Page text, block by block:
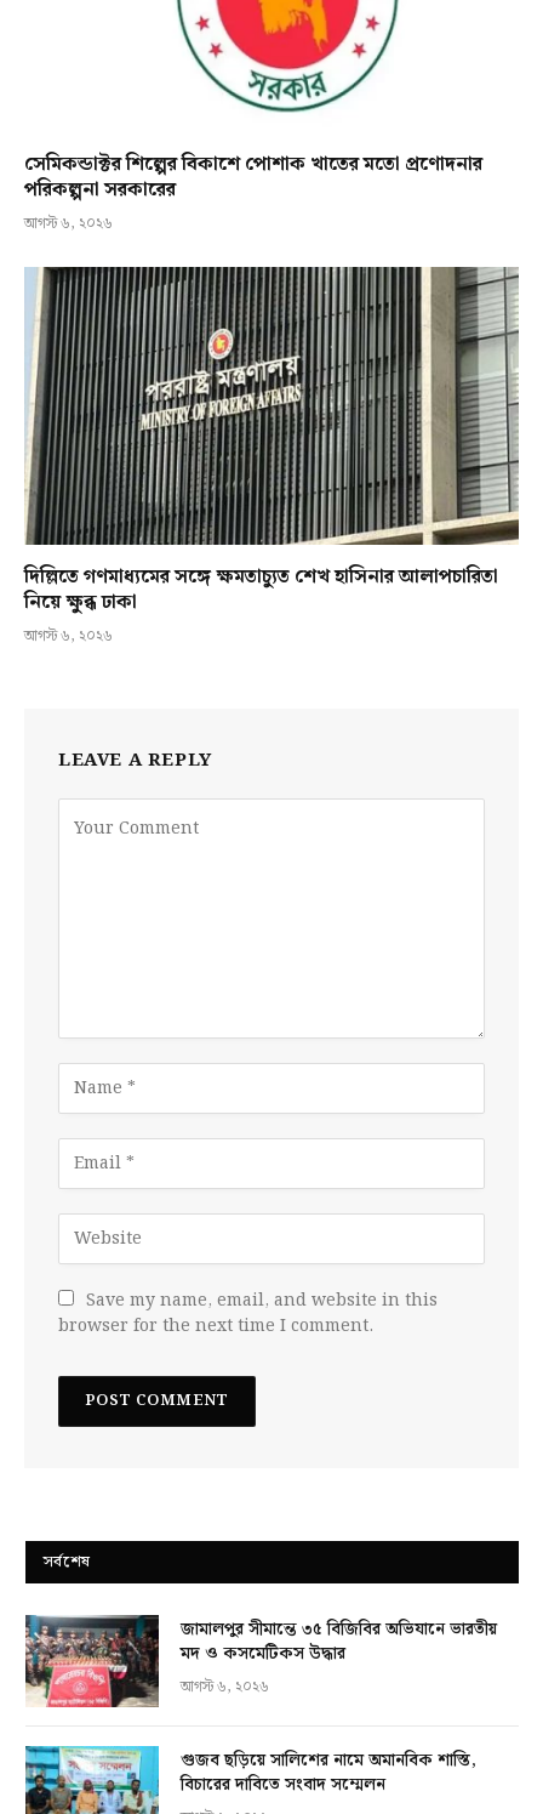
সেমিকন্ডাক্টর শিল্পের বিকাশে পোশাক খাতের মতো প্রণোদনার
পরিকল্পনা সরকারের
আগস্ট ৬, ২০২৬
দিল্লিতে গণমাধ্যমের সঙ্গে ক্ষমতাচ্যুত শেখ হাসিনার আলাপচারিতা
নিয়ে ক্ষুব্ধ ঢাকা
আগস্ট ৬, ২০২৬
LEAVE A REPLY
Save my name, email, and website in this
browser for the next time I comment.
সর্বশেষ
জামালপুর সীমান্তে ৩৫ বিজিবির অভিযানে ভারতীয়
মদ ও কসমেটিকস উদ্ধার
আগস্ট ৬, ২০২৬
গুজব ছড়িয়ে সালিশের নামে অমানবিক শাস্তি,
বিচারের দাবিতে সংবাদ সম্মেলন